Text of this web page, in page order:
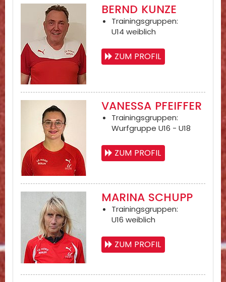
BERND KUNZE
Trainingsgruppen:
U14 weiblich
ZUM PROFIL
VANESSA PFEIFFER
Trainingsgruppen:
Wurfgruppe U16 - U18
ZUM PROFIL
MARINA SCHUPP
Trainingsgruppen:
U16 weiblich
ZUM PROFIL